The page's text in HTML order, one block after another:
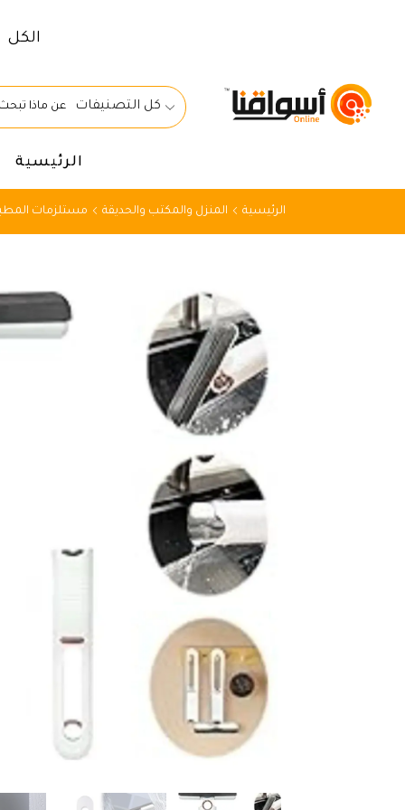
الكل
كل التصنيفات
الرئيسية
الرئيسية المنزل والمكتب والحديقة مستلزمات